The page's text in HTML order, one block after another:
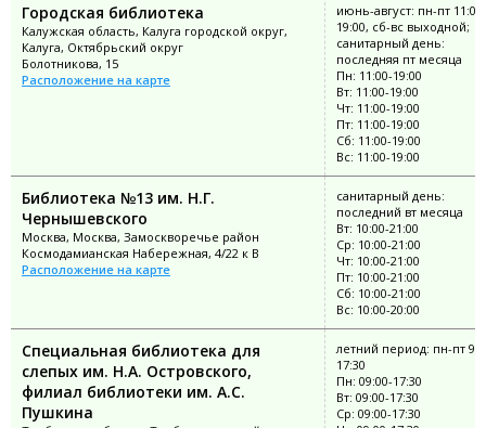
Городская библиотека
Калужская область, Калуга городской округ,
Калуга, Октябрьский округ
Болотникова, 15
Расположение на карте
июнь-август: пн-пт 11:00-
19:00, сб-вс выходной;
санитарный день:
последняя пт месяца
Пн: 11:00-19:00
Вт: 11:00-19:00
Чт: 11:00-19:00
Пт: 11:00-19:00
Сб: 11:00-19:00
Вс: 11:00-19:00
Библиотека №13 им. Н.Г.
Чернышевского
Москва, Москва, Замоскворечье район
Космодамианская Набережная, 4/22 к В
Расположение на карте
санитарный день:
последний вт месяца
Вт: 10:00-21:00
Ср: 10:00-21:00
Чт: 10:00-21:00
Пт: 10:00-21:00
Сб: 10:00-21:00
Вс: 10:00-20:00
Специальная библиотека для
слепых им. Н.А. Островского,
филиал библиотеки им. А.С.
Пушкина
летний период: пн-пт
17:30
Пн: 09:00-17:30
Вт: 09:00-17:30
Ср: 09:00-17:30